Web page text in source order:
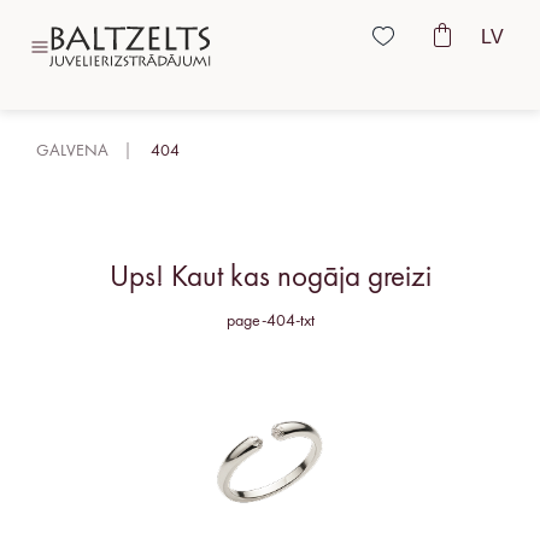
LV
GALVENA 404
Ups! Kaut kas nogāja greizi
page-404-txt